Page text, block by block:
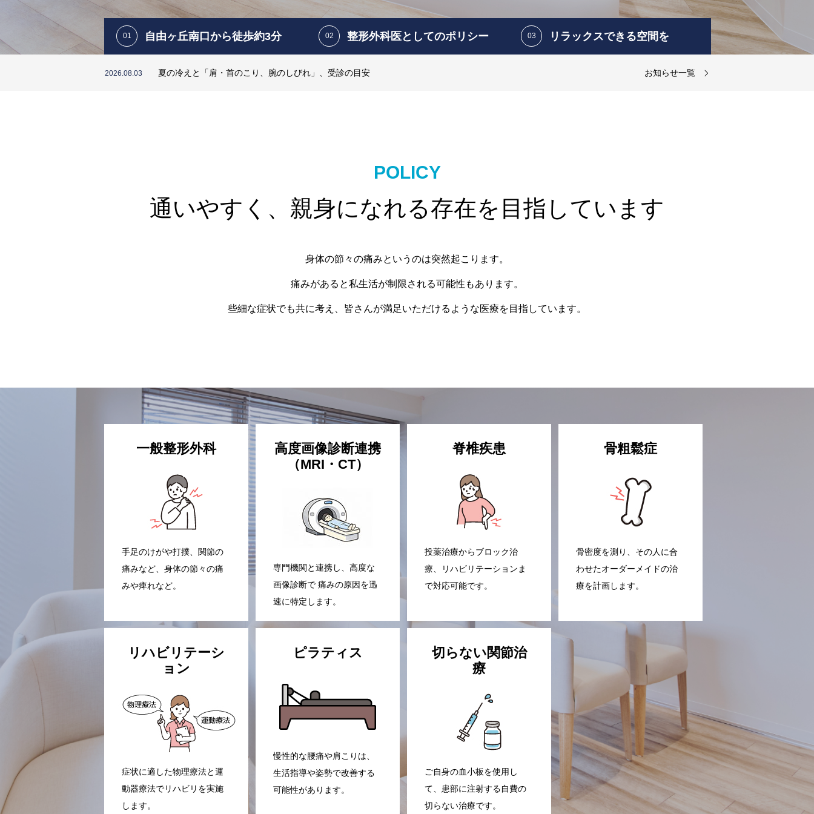
自由ヶ丘南口から徒歩約3分
の好立地
お仕事帰りでも通院しやすい駅から徒
整形外科医としてのポリシー
患者さんのお話にゆっくり丁寧に耳を
相談ください。
詳細はこちら
リラックスできる空間を
患者さんにはリラックスしていただけ
2026.07.14 2026年8月 休診・代診・受付時間変更のお知らせ
2026.08.05 2026年9月 休診・代診・受付時間変更のお知らせ
2026.07.31 Q. 足のしびれは様子見でいいですか？ お知らせ一覧
POLICY
通いやすく、親身になれる存在を目指しています
身体の節々の痛みというのは突然起こります。
痛みがあると私生活が制限される可能性もあります。
些細な症状でも共に考え、皆さんが満足いただけるような医療を目指しています。
一般整形外科
手足のけがや打撲、関節の
痛みなど、身体の節々の痛
みや痺れなど。
高度画像診断連携
（MRI・CT）
専門機関と連携し、高度な
画像診断で 痛みの原因を迅
速に特定します。
脊椎疾患
投薬治療からブロック治
療、リハビリテーションま
で対応可能です。
骨粗鬆症
骨密度を測り、その人に合
わせたオーダーメイドの治
療を計画します。
リハビリテーシ
ョン
症状に適した物理療法と運
動器療法でリハビリを実施
します。
ピラティス
慢性的な腰痛や肩こりは、
生活指導や姿勢で改善する
可能性があります。
切らない関節治
療
ご自身の血小板を使用し
て、患部に注射する自費の
切らない治療です。